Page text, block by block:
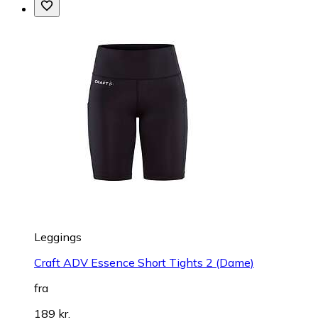
Leggings
Craft ADV Essence Short Tights 2 (Dame)
fra
189 kr.